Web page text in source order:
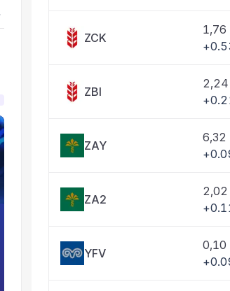
ZCK
1,76
ZBI
2,24
ZAY
6,32
ZA2
2,02
YFV
0,10